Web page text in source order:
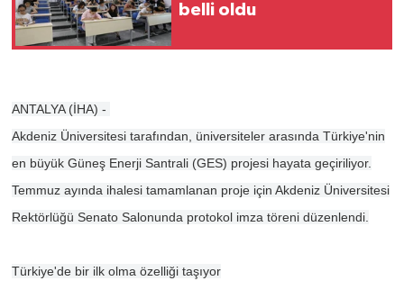
belli oldu
ANTALYA (İHA) -
Akdeniz Üniversitesi tarafından, üniversiteler arasında Türkiye'nin
en büyük Güneş Enerji Santrali (GES) projesi hayata geçiriliyor.
Temmuz ayında ihalesi tamamlanan proje için Akdeniz Üniversitesi
Rektörlüğü Senato Salonunda protokol imza töreni düzenlendi.
Türkiye'de bir ilk olma özelliği taşıyor